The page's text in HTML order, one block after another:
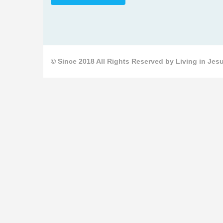
© Since 2018 All Rights Reserved by Living in